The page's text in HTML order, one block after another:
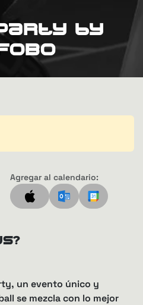
by
Agregar al calendario:
, un evento único y
se mezcla con lo mejor